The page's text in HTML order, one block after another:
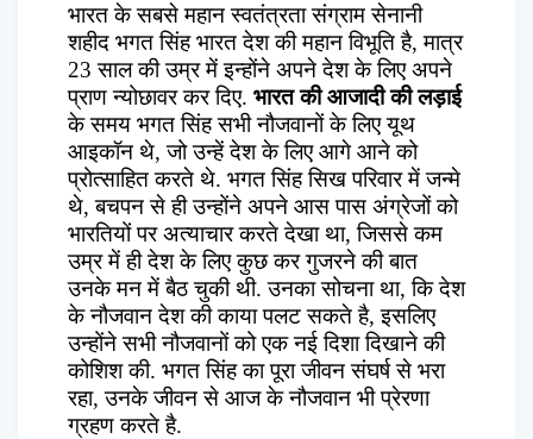
भारत के सबसे महान स्वतंत्रता संग्राम सेनानी
शहीद भगत सिंह भारत देश की महान विभूति है, मात्र
23 साल की उम्र में इन्होंने अपने देश के लिए अपने
प्राण न्योछावर कर दिए. भारत की आजादी की लड़ाई
के समय भगत सिंह सभी नौजवानों के लिए यूथ
आइकॉन थे, जो उन्हें देश के लिए आगे आने को
प्रोत्साहित करते थे. भगत सिंह सिख परिवार में जन्मे
थे, बचपन से ही उन्होंने अपने आस पास अंग्रेजों को
भारतियों पर अत्याचार करते देखा था, जिससे कम
उम्र में ही देश के लिए कुछ कर गुजरने की बात
उनके मन में बैठ चुकी थी. उनका सोचना था, कि देश
के नौजवान देश की काया पलट सकते है, इसलिए
उन्होंने सभी नौजवानों को एक नई दिशा दिखाने की
कोशिश की. भगत सिंह का पूरा जीवन संघर्ष से भरा
रहा, उनके जीवन से आज के नौजवान भी प्रेरणा
ग्रहण करते है.